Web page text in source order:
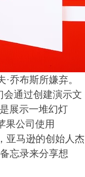
乔布斯所嫌弃。
会通过创建演示文
展示一堆幻灯
果公司使用
亚马逊的创始人杰
忘录来分享想